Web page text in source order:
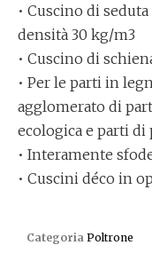
• Cuscino di
densità 30 kg/m3
• Cuscino di
• Per le parti in
agglomerato di
ecologica e parti
• Interamente
• Cuscini déco in
Categoria Poltrone